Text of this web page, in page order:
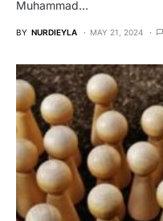
Muhammad…
BY NURDIEYLA MAY 21, 2024